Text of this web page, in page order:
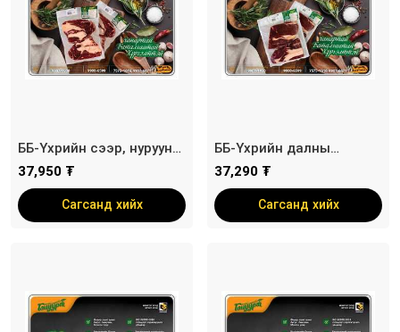
ББ-Үхрийн сээр, нурууны
ангилсан цул мах /
савлагаат/
37,950 ₮
Сагсанд хийх
ББ-Үхрийн далны
ангилсан цул мах /
савлагаат/
37,290 ₮
Сагсанд хийх